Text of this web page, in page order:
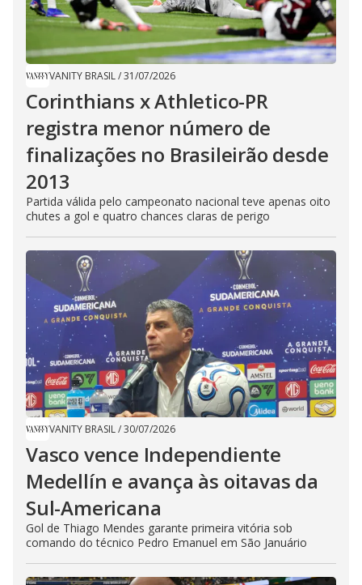
VANITY BRASIL/31/07/2026
Corinthians x Athletico-PR
registra menor número de
finalizações no Brasileirão desde
2013
Partida válida pelo campeonato nacional teve apenas oito
chutes a gol e quatro chances claras de perigo
VANITY BRASIL/30/07/2026
Vasco vence Independiente
Medellín e avança às oitavas da
Sul-Americana
Gol de Thiago Mendes garante primeira vitória sob
comando do técnico Pedro Emanuel em São Januário